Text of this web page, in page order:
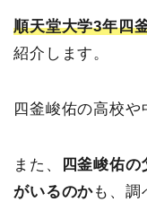
順天堂大学3年四
紹介します。
四釜峻佑の高校や
また、
四釜峻佑
がいるのかも、調